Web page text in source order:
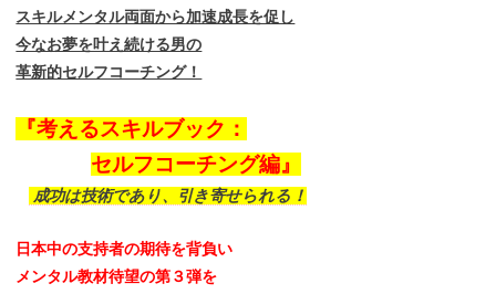
スキルメンタル両面から加速成長を促し
今なお夢を叶え続ける男の
革新的セルフコーチング！
『考えるスキルブック：
セルフコーチング編』
成功は技術であり、引き寄せられる！
日本中の支持者の期待を背負い
メンタル教材待望の第３弾を